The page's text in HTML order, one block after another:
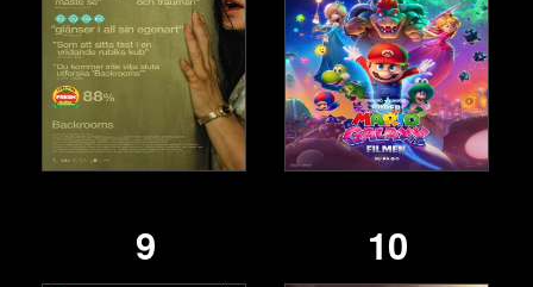
9 10